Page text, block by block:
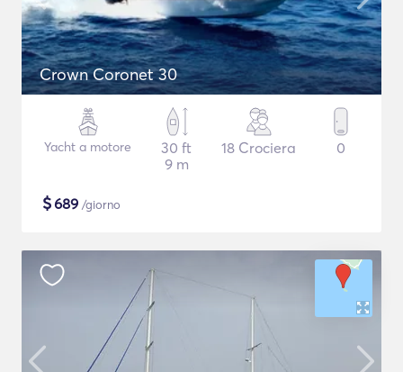
Crown Coronet 30
Yacht a motore
30 ft
9 m
18 Crociera 0
$689 /giorno